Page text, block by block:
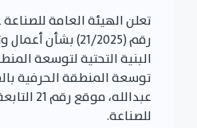
تعلن الهيئة العامة
رقم (21/2025)
البنية التحتية لتوسعة
توسعة المنطقة الحرفية
عبدالله،
للصناعة.